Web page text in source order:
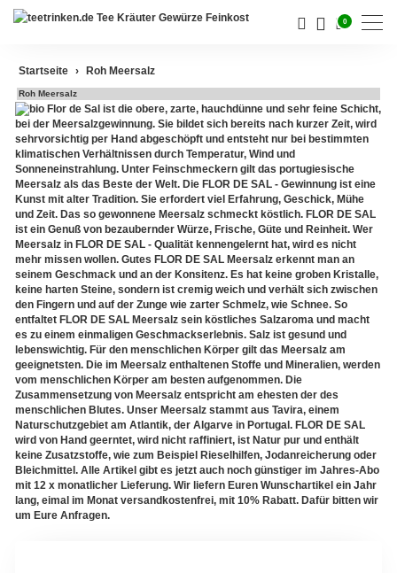
0
Darjeeling Tee
Assam Tee
Ceylon Tee
Sikkim Tee
China Tee
Oolong Tee
Grüner Tee
Jasmin Tee
Teemischungen
Verschiedene Anbaugebiete
Rooibos Tee
Yogi - und Beuteltee
Startseite Roh Meersalz
Roh Meersalz
Flor de Sal ist die obere, zarte, hauchdünne und sehr feine Schicht,
bei der Meersalzgewinnung. Sie bildet sich bereits nach kurzer Zeit, wird
sehrvorsichtig per Hand abgeschöpft und entsteht nur bei bestimmten
klimatischen Verhältnissen durch Temperatur, Wind und
Sonneneinstrahlung. Unter Feinschmeckern gilt das portugiesische
Meersalz als das Beste der Welt. Die FLOR DE SAL - Gewinnung ist eine
Kunst mit alter Tradition. Sie erfordert viel Erfahrung, Geschick, Mühe
und Zeit. Das so gewonnene Meersalz schmeckt köstlich. FLOR DE SAL
ist ein Genuß von bezaubernder Würze, Frische, Güte und Reinheit. Wer
Meersalz in FLOR DE SAL - Qualität kennengelernt hat, wird es nicht
mehr missen wollen. Gutes FLOR DE SAL Meersalz erkennt man an
seinem Geschmack und an der Konsitenz. Es hat keine groben Kristalle,
keine harten Steine, sondern ist cremig weich und verhält sich zwischen
den Fingern und auf der Zunge wie zarter Schmelz, wie Schnee. So
entfaltet FLOR DE SAL Meersalz sein köstliches Salzaroma und macht
es zu einem einmaligen Geschmackserlebnis. Salz ist gesund und
lebenswichtig. Für den menschlichen Körper gilt das Meersalz am
geeignetsten. Die im Meersalz enthaltenen Stoffe und Mineralien, werden
vom menschlichen Körper am besten aufgenommen. Die
Zusammensetzung von Meersalz entspricht am ehesten der des
menschlichen Blutes. Unser Meersalz stammt aus Tavira, einem
Naturschutzgebiet am Atlantik, der Algarve in Portugal. FLOR DE SAL
wird von Hand geerntet, wird nicht raffiniert, ist Natur pur und enthält
keine Zusatzstoffe, wie zum Beispiel Rieselhilfen, Jodanreicherung oder
Bleichmittel. Alle Artikel gibt es jetzt auch noch günstiger im Jahres-Abo
mit 12 x monatlicher Lieferung. Wir liefern Euren Wunschartikel ein Jahr
lang, eimal im Monat versandkostenfrei, mit 10% Rabatt. Dafür bitten wir
um Eure Anfragen.